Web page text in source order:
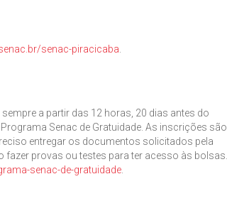
senac-piracicaba
a partir das 12 horas, 20 dias antes do
Senac de Gratuidade. As inscrições são
entregar os documentos solicitados pela
fazer provas ou testes para ter acesso às bolsas.
senac-de-gratuidade